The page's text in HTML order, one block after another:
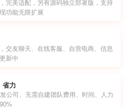
完美适配，另有源码独立部署版，支持
功能无限扩展
交友聊天、在线客服、自营电商、信息
新中
省力
公司、无需自建团队费用、时间、人力